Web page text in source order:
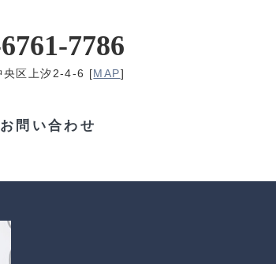
7786
央区上汐2-4-6 [MAP]
お問い合わせ